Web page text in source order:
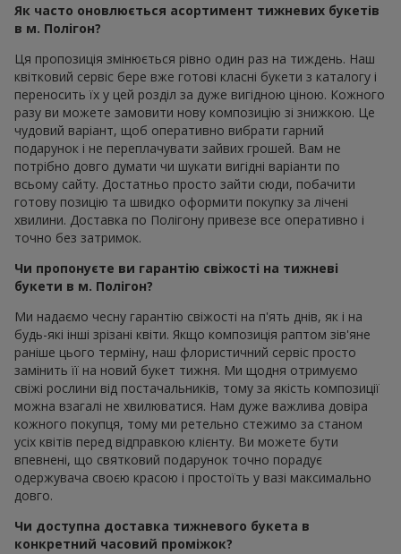
Як часто оновлюється асортимент тижневих букетів
в м. Полігон?
Ця пропозиція змінюється рівно один раз на тиждень. Наш
квітковий сервіс бере вже готові класні букети з каталогу і
переносить їх у цей розділ за дуже вигідною ціною. Кожного
разу ви можете замовити нову композицію зі знижкою. Це
чудовий варіант, щоб оперативно вибрати гарний
подарунок і не переплачувати зайвих грошей. Вам не
потрібно довго думати чи шукати вигідні варіанти по
всьому сайту. Достатньо просто зайти сюди, побачити
готову позицію та швидко оформити покупку за лічені
хвилини. Доставка по Полігону привезе все оперативно і
точно без затримок.
Чи пропонуєте ви гарантію свіжості на тижневі
букети в м. Полігон?
Ми надаємо чесну гарантію свіжості на п'ять днів, як і на
будь-які інші зрізані квіти. Якщо композиція раптом зів'яне
раніше цього терміну, наш флористичний сервіс просто
замінить її на новий букет тижня. Ми щодня отримуємо
свіжі рослини від постачальників, тому за якість композиції
можна взагалі не хвилюватися. Нам дуже важлива довіра
кожного покупця, тому ми ретельно стежимо за станом
усіх квітів перед відправкою клієнту. Ви можете бути
впевнені, що святковий подарунок точно порадує
одержувача своєю красою і простоїть у вазі максимально
довго.
Чи доступна доставка тижневого букета в
конкретний часовий проміжок?